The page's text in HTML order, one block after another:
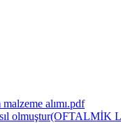
alımı.pdf
hasıl